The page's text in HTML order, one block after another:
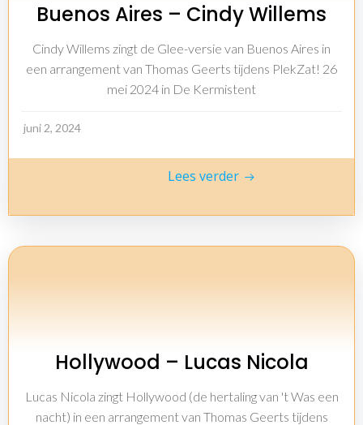
Buenos Aires – Cindy Willems
Cindy Willems zingt de Glee-versie van Buenos Aires in
een arrangement van Thomas Geerts tijdens PlekZat! 26
mei 2024 in De Kermistent
juni 2, 2024
Lees verder
Hollywood – Lucas Nicola
Lucas Nicola zingt Hollywood (de hertaling van 't Was een
nacht) in een arrangement van Thomas Geerts tijdens